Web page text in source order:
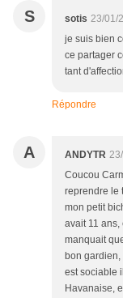
S sotis 23/01/
je suis bien
ce partager
tant
Répondre
A ANDYTR
Coucou
reprendre le
mon petit
avait 11 ans,
manquait
bon gardien,
est sociable
Havanaise,